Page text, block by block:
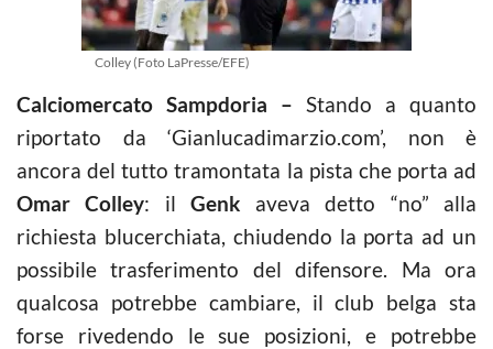
Colley (Foto LaPresse/EFE)
Calciomercato Sampdoria – Stando a quanto
riportato da ‘Gianlucadimarzio.com’, non è
ancora del tutto tramontata la pista che porta ad
Omar Colley: ilGenk aveva detto “no” alla
richiesta blucerchiata, chiudendo la porta ad un
possibile trasferimento del difensore. Ma ora
qualcosa potrebbe cambiare, il club belga sta
forse rivedendo le sue posizioni, e potrebbe